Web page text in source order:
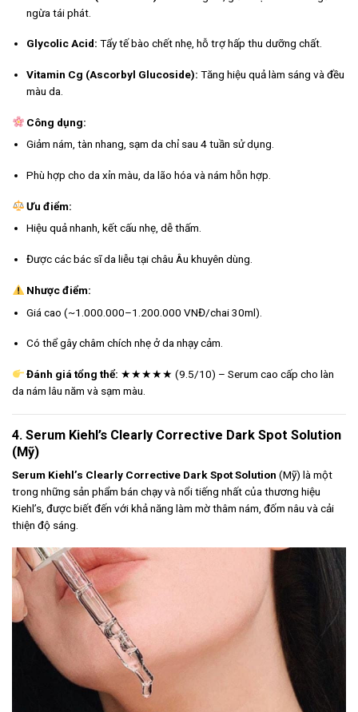
ngừa tái phát.
Glycolic Acid: Tẩy tế bào chết nhẹ, hỗ trợ hấp thu dưỡng chất.
Vitamin Cg (Ascorbyl Glucoside): Tăng hiệu quả làm sáng và đều
màu da.
Công dụng:
Giảm nám, tàn nhang, sạm da chỉ sau 4 tuần sử dụng.
Phù hợp cho da xỉn màu, da lão hóa và nám hỗn hợp.
Ưu điểm:
Hiệu quả nhanh, kết cấu nhẹ, dễ thấm.
Được các bác sĩ da liễu tại châu Âu khuyên dùng.
Nhược điểm:
Giá cao (~1.000.000–1.200.000 VNĐ/chai 30ml).
Có thể gây châm chích nhẹ ở da nhạy cảm.
Đánh giá tổng thể: ★★★★★ (9.5/10) – Serum cao cấp cho làn
da nám lâu năm và sạm màu.
4. Serum Kiehl’s Clearly Corrective Dark Spot Solution
(Mỹ)
Serum Kiehl’s Clearly Corrective Dark Spot Solution (Mỹ) là một
trong những sản phẩm bán chạy và nổi tiếng nhất của thương hiệu
Kiehl’s, được biết đến với khả năng làm mờ thâm nám, đốm nâu và cải
thiện độ sáng.